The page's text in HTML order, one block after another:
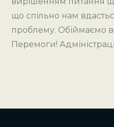
що спільно нам
проблему. Обіймаємо
Перемоги!